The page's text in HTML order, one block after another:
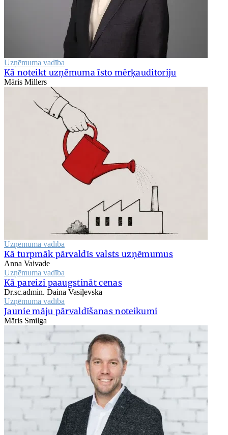
Uzņēmuma vadība
Kā noteikt uzņēmuma īsto mērķauditoriju
Māris Millers
Uzņēmuma vadība
Kā turpmāk pārvaldīs valsts uzņēmumus
Anna Vaivade
Uzņēmuma vadība
Kā pareizi paaugstināt cenas
Dr.sc.admin. Daina Vasiļevska
Uzņēmuma vadība
Jaunie māju pārvaldīšanas noteikumi
Māris Smilga